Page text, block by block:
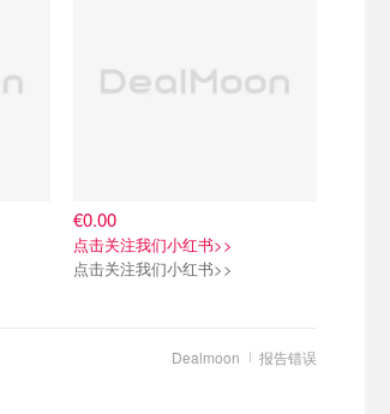
€0.00
点击关注我们小红书>>
点击关注我们小红书>>
报告错误
Dealmoon